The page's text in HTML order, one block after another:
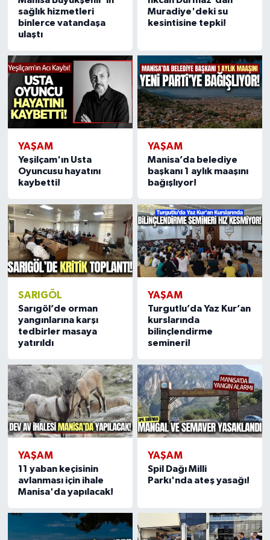
sağlık hizmetleri
binlerce vatandaşa
ulaştı
Muradiye'deki su
kesintisine tepki!
YAŞAM
Yeşilçam'ın Usta
Oyuncusu hayatını
kaybetti!
YAŞAM
Manisa’da belediye
başkanı 1 aylık maaşını
bağışlıyor!
SARIGÖL
Sarıgöl’de orman
yangınlarına karşı
tedbirler masaya
yatırıldı
YAŞAM
Turgutlu’da Yaz Kur’an
kurslarında
bilinçlendirme
semineri!
YAŞAM
11 yaban keçisinin
avlanması için ihale
Manisa'da yapılacak!
YAŞAM
Spil Dağı Milli
Parkı'nda ateş yasağı!
Video